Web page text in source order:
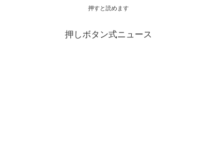
押すと読めます
押しボタン式ニュース